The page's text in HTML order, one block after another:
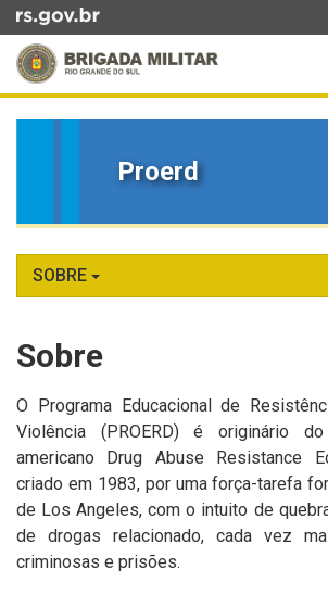
para
conteúdo
busca
Proerd
SOBRE
Sobre
O Programa Educacional de
Violência (PROERD) é originário
americano Drug Abuse Resistance
criado em 1983, por uma força-tarefa
de Los Angeles, com o intuito de
de drogas relacionado, cada vez
criminosas e prisões.